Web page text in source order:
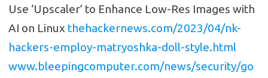
Use ‘Upscaler’ to Enhance Low-Res Images with
AI on Linux thehackernews.com/2023/04/nk-
hackers-employ-matryoshka-doll-style.html
www.bleepingcomputer.com/news/security/go